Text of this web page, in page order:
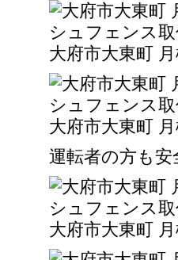
大府市大東町
大府市大東町
運転者の方も
大府市大東町